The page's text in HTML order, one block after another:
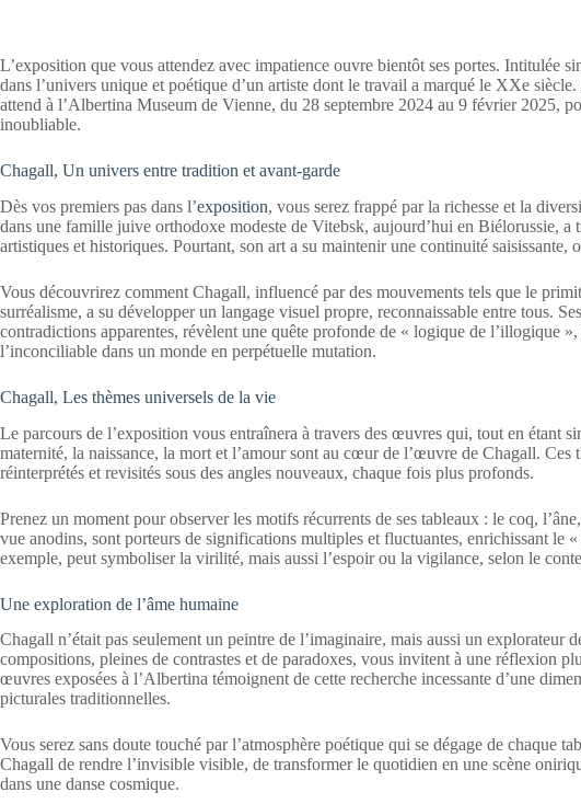
L’exposition que vous attendez avec impatience ouvre bientôt ses portes. Intitulée
dans l’univers unique et poétique d’un artiste dont le travail a marqué le XXe
attend à l’Albertina Museum de Vienne, du 28 septembre 2024 au 9 février 2025,
inoubliable.
Chagall, Un univers entre tradition et avant-garde
Dès vos premiers pas dans l’exposition, vous serez frappé par la richesse et la
dans une famille juive orthodoxe modeste de Vitebsk, aujourd’hui en Biélorussie, a
artistiques et historiques. Pourtant, son art a su maintenir une continuité saisissante,
Vous découvrirez comment Chagall, influencé par des mouvements tels que le
surréalisme, a su développer un langage visuel propre, reconnaissable entre tous.
contradictions apparentes, révèlent une quête profonde de « logique de l’illogique
l’inconciliable dans un monde en perpétuelle mutation.
Chagall, Les thèmes universels de la vie
Le parcours de l’exposition vous entraînera à travers des œuvres qui, tout en étant
maternité, la naissance, la mort et l’amour sont au cœur de l’œuvre de Chagall. Ces
réinterprétés et revisités sous des angles nouveaux, chaque fois plus profonds.
Prenez un moment pour observer les motifs récurrents de ses tableaux : le coq,
vue anodins, sont porteurs de significations multiples et fluctuantes, enrichissant le
exemple, peut symboliser la virilité, mais aussi l’espoir ou la vigilance, selon le
Une exploration de l’âme humaine
Chagall n’était pas seulement un peintre de l’imaginaire, mais aussi un explorateur
compositions, pleines de contrastes et de paradoxes, vous invitent à une réflexion
œuvres exposées à l’Albertina témoignent de cette recherche incessante d’une
picturales traditionnelles.
Vous serez sans doute touché par l’atmosphère poétique qui se dégage de chaque
Chagall de rendre l’invisible visible, de transformer le quotidien en une scène
dans une danse cosmique.